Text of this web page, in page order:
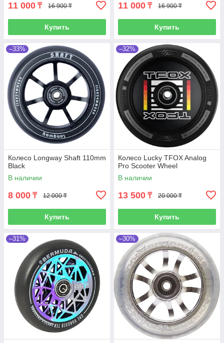
11 000 ₸ 16 900 ₸
Купить
11 000 ₸ 16 900 ₸
Купить
–33%
Колесо Longway Shaft 110mm
Black
В наличии
8 000 ₸ 12 000 ₸
Купить
–32%
Колесо Lucky TFOX Analog
Pro Scooter Wheel
В наличии
13 500 ₸ 20 000 ₸
Купить
–31% –30%